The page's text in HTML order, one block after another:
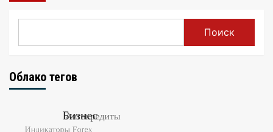
Поиск
Облако тегов